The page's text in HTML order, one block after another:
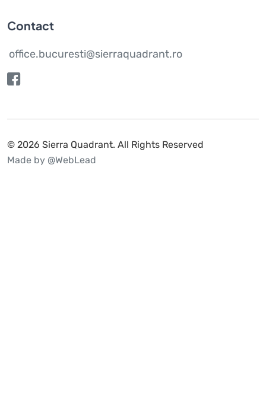
Contact
office.bucuresti@sierraquadrant.ro
© 2026 Sierra Quadrant. All Rights Reserved
Made by @WebLead